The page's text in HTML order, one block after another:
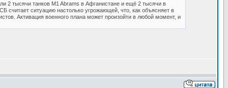
2 тысячи танков M1 Abrams в Афганистане и ещё 2 тысячи в
ситуацию настолько угрожающей, что, как объясняет в
Активация военного плана может произойти в любой момент, и